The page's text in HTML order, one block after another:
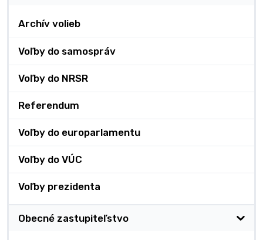
Archív volieb
Voľby do samospráv
Voľby do NRSR
Referendum
Voľby do europarlamentu
Voľby do VÚC
Voľby prezidenta
Obecné zastupiteľstvo